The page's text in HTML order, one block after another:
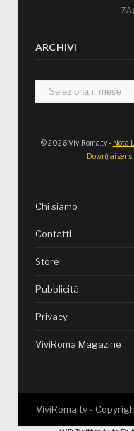
7
ARCHIVI
Archivi
© 2026 ViviRoma.tv - Nota
Down) ai
Chi siamo
Contatti
Store
Pubblicità
Privacy
ViviRoma Magazine
ViviRoma.tv -